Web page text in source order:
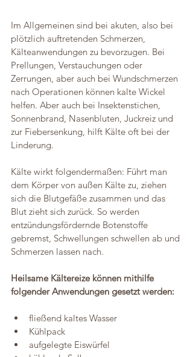
Im Allgemeinen sind bei akuten, also bei
plötzlich auftretenden Schmerzen,
Kälteanwendungen zu bevorzugen. Bei
Prellungen, Verstauchungen oder
Zerrungen, aber auch bei Wundschmerzen
nach Operationen können kalte Wickel
helfen. Aber auch bei Insektenstichen,
Sonnenbrand, Nasenbluten, Juckreiz und
zur Fiebersenkung, hilft Kälte oft bei der
Linderung.
Kälte wirkt folgendermaßen: Führt man
dem Körper von außen Kälte zu, ziehen
sich die Blutgefäße zusammen und das
Blut zieht sich zurück. So werden
entzündungsfördernde Botenstoffe
gebremst, Schwellungen schwellen ab und
Schmerzen lassen nach.
Heilsame Kältereize können mithilfe
folgender Anwendungen gesetzt werden:
fließend kaltes Wasser
Kühlpack
aufgelegte Eiswürfel